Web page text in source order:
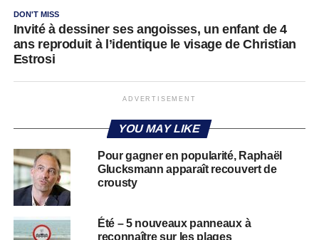
DON'T MISS
Invité à dessiner ses angoisses, un enfant de 4
ans reproduit à l’identique le visage de Christian
Estrosi
ADVERTISEMENT
YOU MAY LIKE
Pour gagner en popularité, Raphaël
Glucksmann apparaît recouvert de
crousty
Été – 5 nouveaux panneaux à
reconnaître sur les plages